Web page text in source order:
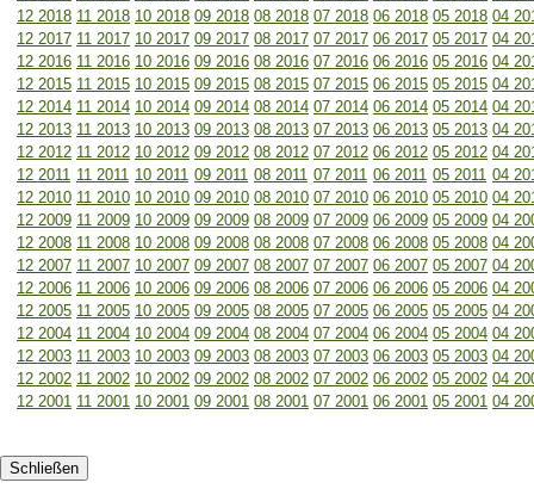
12 2018 11 2018 10 2018 09 2018 08 2018 07 2018 06 2018 05 2018 04
12 2017 11 2017 10 2017 09 2017 08 2017 07 2017 06 2017 05 2017 04
12 2016 11 2016 10 2016 09 2016 08 2016 07 2016 06 2016 05 2016 04
12 2015 11 2015 10 2015 09 2015 08 2015 07 2015 06 2015 05 2015 04
12 2014 11 2014 10 2014 09 2014 08 2014 07 2014 06 2014 05 2014 04
12 2013 11 2013 10 2013 09 2013 08 2013 07 2013 06 2013 05 2013 04
12 2012 11 2012 10 2012 09 2012 08 2012 07 2012 06 2012 05 2012 04
12 2011 11 2011 10 2011 09 2011 08 2011 07 2011 06 2011 05 2011 04
12 2010 11 2010 10 2010 09 2010 08 2010 07 2010 06 2010 05 2010 04
12 2009 11 2009 10 2009 09 2009 08 2009 07 2009 06 2009 05 2009 04
12 2008 11 2008 10 2008 09 2008 08 2008 07 2008 06 2008 05 2008 04
12 2007 11 2007 10 2007 09 2007 08 2007 07 2007 06 2007 05 2007 04
12 2006 11 2006 10 2006 09 2006 08 2006 07 2006 06 2006 05 2006 04
12 2005 11 2005 10 2005 09 2005 08 2005 07 2005 06 2005 05 2005 04
12 2004 11 2004 10 2004 09 2004 08 2004 07 2004 06 2004 05 2004 04
12 2003 11 2003 10 2003 09 2003 08 2003 07 2003 06 2003 05 2003 04
12 2002 11 2002 10 2002 09 2002 08 2002 07 2002 06 2002 05 2002 04
12 2001 11 2001 10 2001 09 2001 08 2001 07 2001 06 2001 05 2001 04